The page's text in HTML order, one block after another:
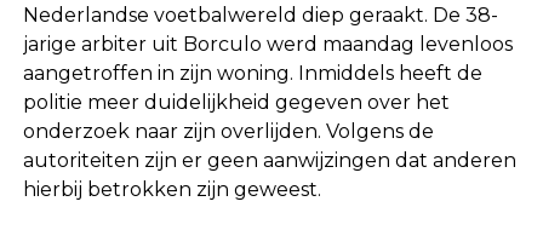
Nederlandse voetbalwereld diep geraakt. De 38-
jarige arbiter uit Borculo werd maandag levenloos
aangetroffen in zijn woning. Inmiddels heeft de
politie meer duidelijkheid gegeven over het
onderzoek naar zijn overlijden. Volgens de
autoriteiten zijn er geen aanwijzingen dat anderen
hierbij betrokken zijn geweest.